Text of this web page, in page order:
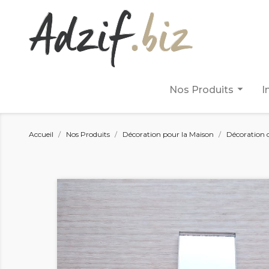
arrow_drop_down
Nos Produits
Accueil Nos Produits Décoration pour la Maison Décoration